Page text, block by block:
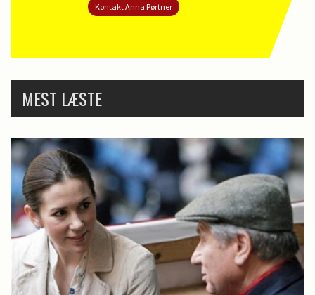
Kontakt Anna Pørtner
MEST LÆSTE